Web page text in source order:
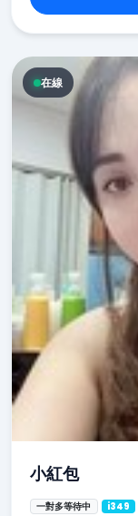
在線
小紅包
一對多等待中 i349